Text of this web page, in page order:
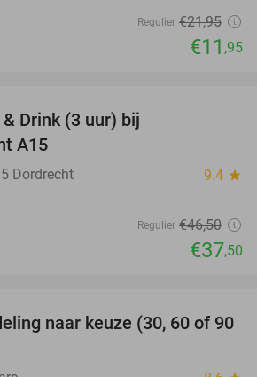
Regulier €21,95
€11 ,95
Drink (3 uur) bij
A15
Dordrecht 9.4 star
Regulier €46,50
€37,50
53%
naar keuze (30, 60 of 90